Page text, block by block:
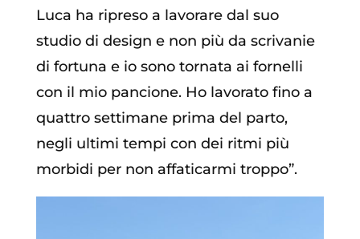
Luca ha ripreso a lavorare dal suo
studio di design e non più da scrivanie
di fortuna e io sono tornata ai fornelli
con il mio pancione. Ho lavorato fino a
quattro settimane prima del parto,
negli ultimi tempi con dei ritmi più
morbidi per non affaticarmi troppo”.